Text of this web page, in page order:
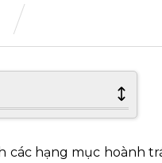
các hạng mục hoành